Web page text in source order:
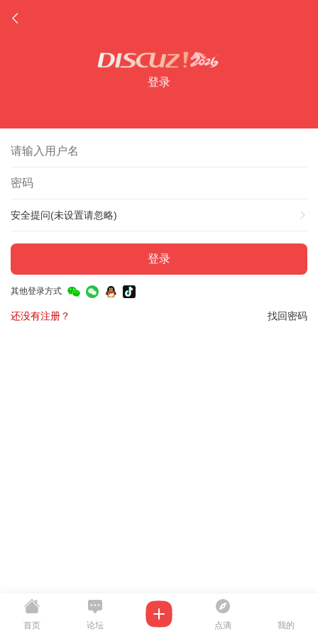
登录
安全提问(未设置请忽略)
登录
其他登录方式
找回密码
还没有注册？
首页 论坛 点滴 我的